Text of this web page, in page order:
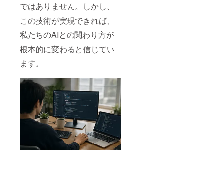
ではありません。しかし、
この技術が実現できれば、
私たちのAIとの関わり方が
根本的に変わると信じてい
ます。